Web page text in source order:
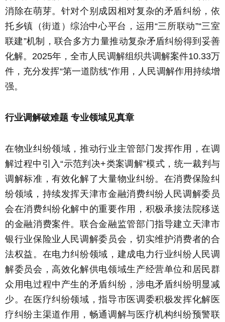
消除在萌芽。针对个别成因相对复杂的矛盾纠纷，依
托乡镇（街道）综治中心平台，运用“三所联动”“三室
联建”机制，联合多方力量推动复杂矛盾纠纷得到妥善
化解。2025年，全市人民调解组织共调解案件10.33万
件，充分发挥“第一道防线”作用，人民调解作用持续增
强。
行业调解破难题 专业领域见真章
在物业纠纷领域，推动行业主管部门发挥作用，在调
解过程中引入“示范判决+类案调解”模式，统一裁判与
调解标准，有效化解了大量物业纠纷。在消费保险纠
纷领域，持续发挥天津市金融消费纠纷人民调解委员
会在消费纠纷化解中的重要作用，积极承接法院移送
的金融消费案件。联合金融监管部门指导建立天津市
银行业保险业人民调解委员会，切实维护消费者的合
法权益。在电力纠纷领域，建成电力行业纠纷人民调
解委员会，高效化解供电领域生产经营单位和居民群
众用电过程中产生的矛盾纠纷，涉电矛盾纠纷明显减
少。在医疗纠纷领域，指导市医调委积极发挥化解医
疗纠纷主渠道作用，畅通调解与医疗机构纠纷预警联